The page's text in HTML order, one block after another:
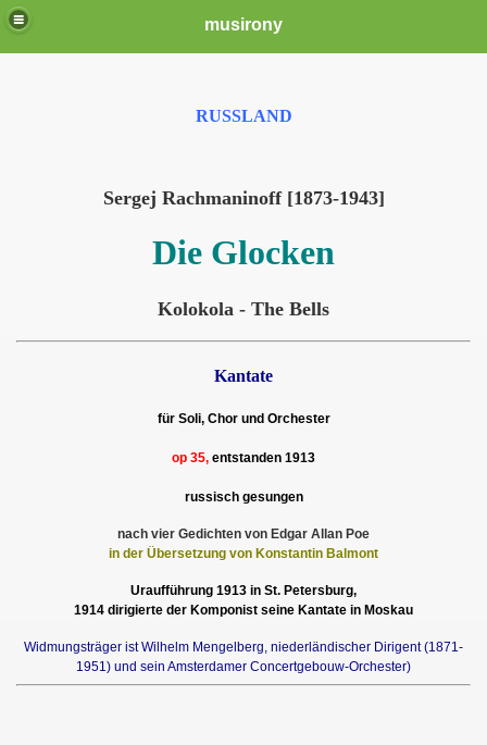
musirony
RUSSLAND
Sergej Rachmaninoff [1873-1943]
Die Glocken
Kolokola - The Bells
Kantate
für Soli, Chor und Orchester
op 35, entstanden 1913
russisch gesungen
nach vier Gedichten von Edgar Allan Poe
in der Übersetzung von Konstantin Balmont
Uraufführung 1913 in St. Petersburg,
1914 dirigierte der Komponist seine Kantate in Moskau
Widmungsträger ist Wilhelm Mengelberg, niederländischer Dirigent (1871-
1951) und sein Amsterdamer Concertgebouw-Orchester)